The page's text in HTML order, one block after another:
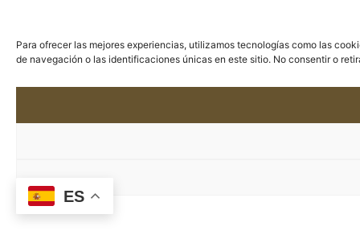
Para ofrecer las mejores experiencias, utilizamos tecnologías como las
de navegación o las identificaciones únicas en este sitio. No consentir o
ES